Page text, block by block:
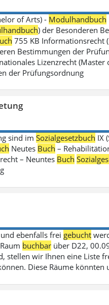
of Arts) - Modulhandbuch
) der Besonderen
755 KB Informationsrecht
Bestimmungen der
Lizenzrecht (Master
der Prüfungsordnung
sind imSozialgesetzbuch IX
Neutes Buch –
– Neuntes Buch
ebenfalls frei gebucht
buchbar über D22,
stellen wir Ihnen eine Liste
Diese Räume könnten